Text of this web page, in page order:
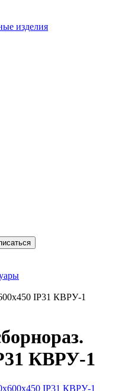
изделия
IP31 КВРУ-1
КВРУ-1